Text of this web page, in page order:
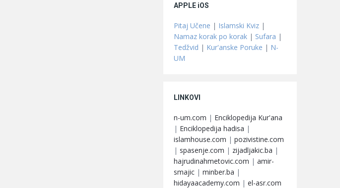
APPLE iOS
Pitaj Učene | Islamski Kviz |
Namaz korak po korak | Sufara |
Tedžvid | Kur'anske Poruke | N-
UM
LINKOVI
n-um.com | Enciklopedija Kur'ana
| Enciklopedija hadisa |
islamhouse.com | pozivistine.com
| spasenje.com | zijadljakic.ba |
hajrudinahmetovic.com | amir-
smajic | minber.ba |
hidayaacademy.com | el-asr.com